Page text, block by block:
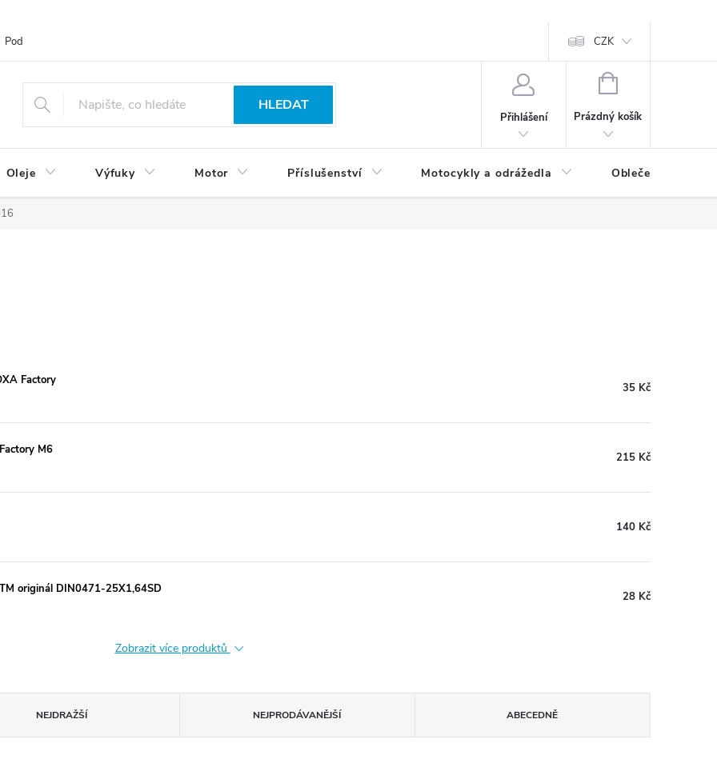
Podmínky ochrany osobních údajů CZK
HLEDAT
Přihlášení
NÁKUPNÍ
Prázdný košík
Oleje Výfuky Motor Příslušenství Motocykly a odrážedla Oblečení a
Factory
35 Kč
M6
215 Kč
140 Kč
originál DIN0471-25X1,64SD
28 Kč
Zobrazit více produktů
NEJDRAŽŠÍ NEJPRODÁVANĚJŠÍ ABECEDNĚ